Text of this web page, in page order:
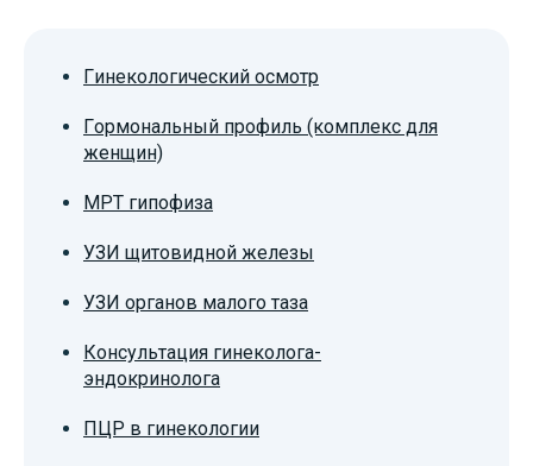
Гинекологический осмотр
Гормональный профиль (комплекс для
женщин)
МРТ гипофиза
УЗИ щитовидной железы
УЗИ органов малого таза
Консультация гинеколога-
эндокринолога
ПЦР в гинекологии